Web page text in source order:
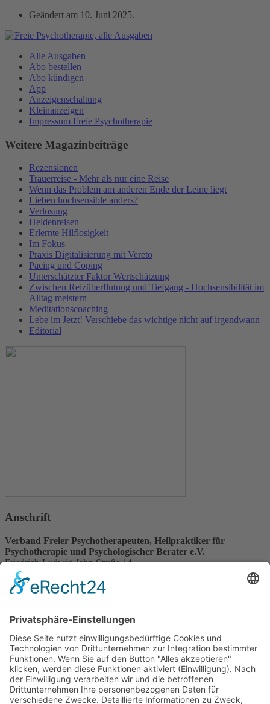
Geändert am 10. Juni 2025.
Alle Ausgaben
Abo bestellen
Abo kündigen
App
Anzeigenschaltung
Kleinanzeigen
Impressum Freie Psychotherapie
Weitere Magazinbeiträge
Rezensionen
Trauerreise - Mehr als nur eine Reise
Wenn das Problem am anderen Ende der Leine liegt
Lieben hochsensible anders?
Verlosung
Heldenreisen
Erlernte Hilflosigkeit
Im Fokus
Praxis Digitalisierung mit Vereto
Pacing und Coping
Unterschätzter Faktor Wertschätzung
Zwischen Reizüberflutung und Tiefgang - Hochsensibilität im
Alltag meistern
Meditationscoaching
Lebe im Jetzt! Verschiebe das wichtige nicht auf irgendwann
Editorial
Anschrift
Verband Freier Psychotherapeuten, Heilpraktiker für
Psychotherapie und Psychologischer Berater e.V.
Friedrich-Ludwig-Jahn-Straße 14
31582 Nienburg/Weser
Service-Team
05021-8650320
Diese E-Mail-Adresse ist vor Spambots geschützt! Zur Anzeige
muss JavaScript eingeschaltet sein.
Wir sind Mitglied